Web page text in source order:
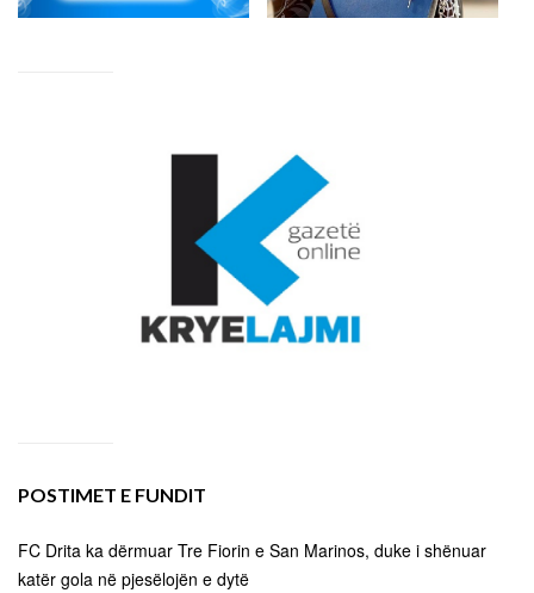
POSTIMET E FUNDIT
FC Drita ka dërmuar Tre Fiorin e San Marinos, duke i shënuar
katër gola në pjesëlojën e dytë